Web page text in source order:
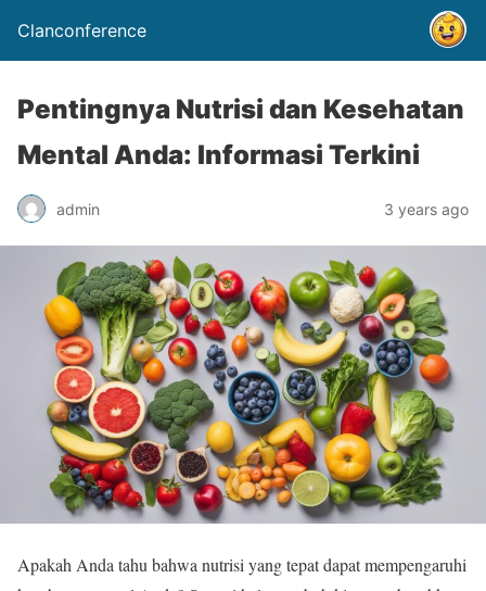
Clanconference
Pentingnya Nutrisi dan Kesehatan
Mental Anda: Informasi Terkini
admin 3 years ago
Apakah Anda tahu bahwa nutrisi yang tepat dapat mempengaruhi